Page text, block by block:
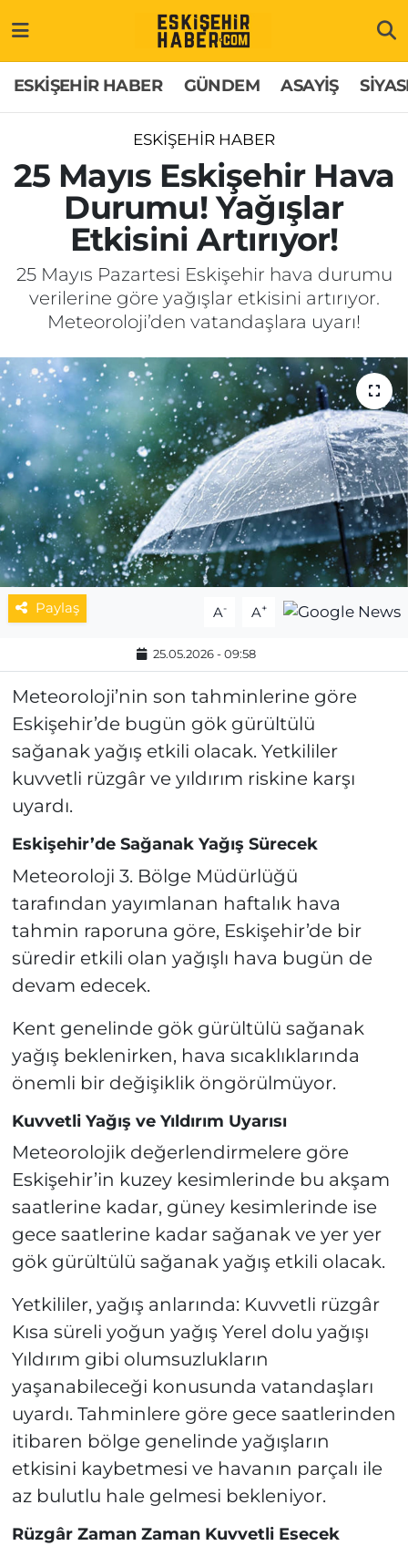
ESKİŞEHİR HABER GÜNDEM ASAYİŞ
ESKİŞEHİR HABER
25 Mayıs Eskişehir Hava
Durumu! Yağışlar
Etkisini Artırıyor!
25 Mayıs Pazartesi Eskişehir hava durumu
verilerine göre yağışlar etkisini artırıyor.
Meteoroloji’den vatandaşlara uyarı!
Paylaş A- A+
25.05.2026 - 09:58
Meteoroloji’nin son tahminlerine göre
Eskişehir’de bugün gök gürültülü
sağanak yağış etkili olacak. Yetkililer
kuvvetli rüzgâr ve yıldırım riskine karşı
uyardı.
Eskişehir’de Sağanak Yağış Sürecek
Meteoroloji 3. Bölge Müdürlüğü
tarafından yayımlanan haftalık hava
tahmin raporuna göre, Eskişehir’de bir
süredir etkili olan yağışlı hava bugün de
devam edecek.
Kent genelinde gök gürültülü sağanak
yağış beklenirken, hava sıcaklıklarında
önemli bir değişiklik öngörülmüyor.
Kuvvetli Yağış ve Yıldırım Uyarısı
Meteorolojik değerlendirmelere göre
Eskişehir’in kuzey kesimlerinde bu akşam
saatlerine kadar, güney kesimlerinde ise
gece saatlerine kadar sağanak ve yer yer
gök gürültülü sağanak yağış etkili olacak.
Yetkililer, yağış anlarında: Kuvvetli rüzgâr
Kısa süreli yoğun yağış Yerel dolu yağışı
Yıldırım gibi olumsuzlukların
yaşanabileceği konusunda vatandaşları
uyardı. Tahminlere göre gece saatlerinden
itibaren bölge genelinde yağışların
etkisini kaybetmesi ve havanın parçalı ile
az bulutlu hale gelmesi bekleniyor.
Rüzgâr Zaman Zaman Kuvvetli Esecek
GÜNDEM
ASAYİŞ
SİYASET
EKONOMİ
SAĞLIK
SPOR
MAGAZİN
ESKİŞEHİRSPOR
Hakkımızda
İletişim
Künye
Odunpazarı Trafik Yoğunluk Haritası
Süper Lig Puan Durumu ve Fikstür
Tüm Manşetler
Son Dakika Haberleri
Haber Arşivi